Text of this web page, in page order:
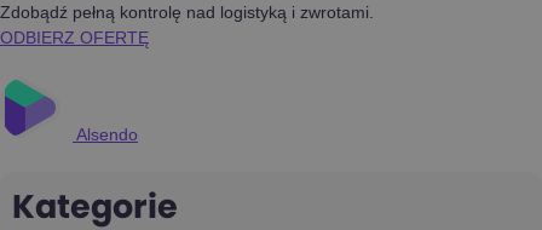
Zdobądź pełną kontrolę nad logistyką i zwrotami.
ODBIERZ OFERTĘ
Alsendo
Kategorie